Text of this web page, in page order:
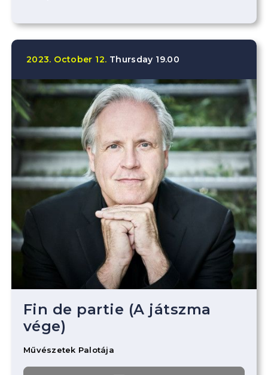
2023. October 12. Thursday 19.00
Fin de partie (A játszma
vége)
Művészetek Palotája